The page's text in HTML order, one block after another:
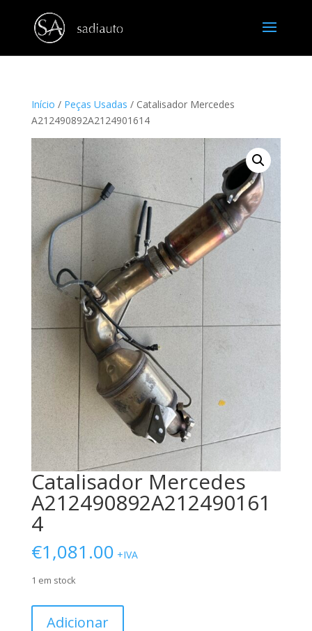
Início / Peças Usadas / Catalisador Mercedes
A212490892A2124901614
Catalisador Mercedes
A212490892A212490161
4
€1,081.00 +IVA
1 em stock
Adicionar